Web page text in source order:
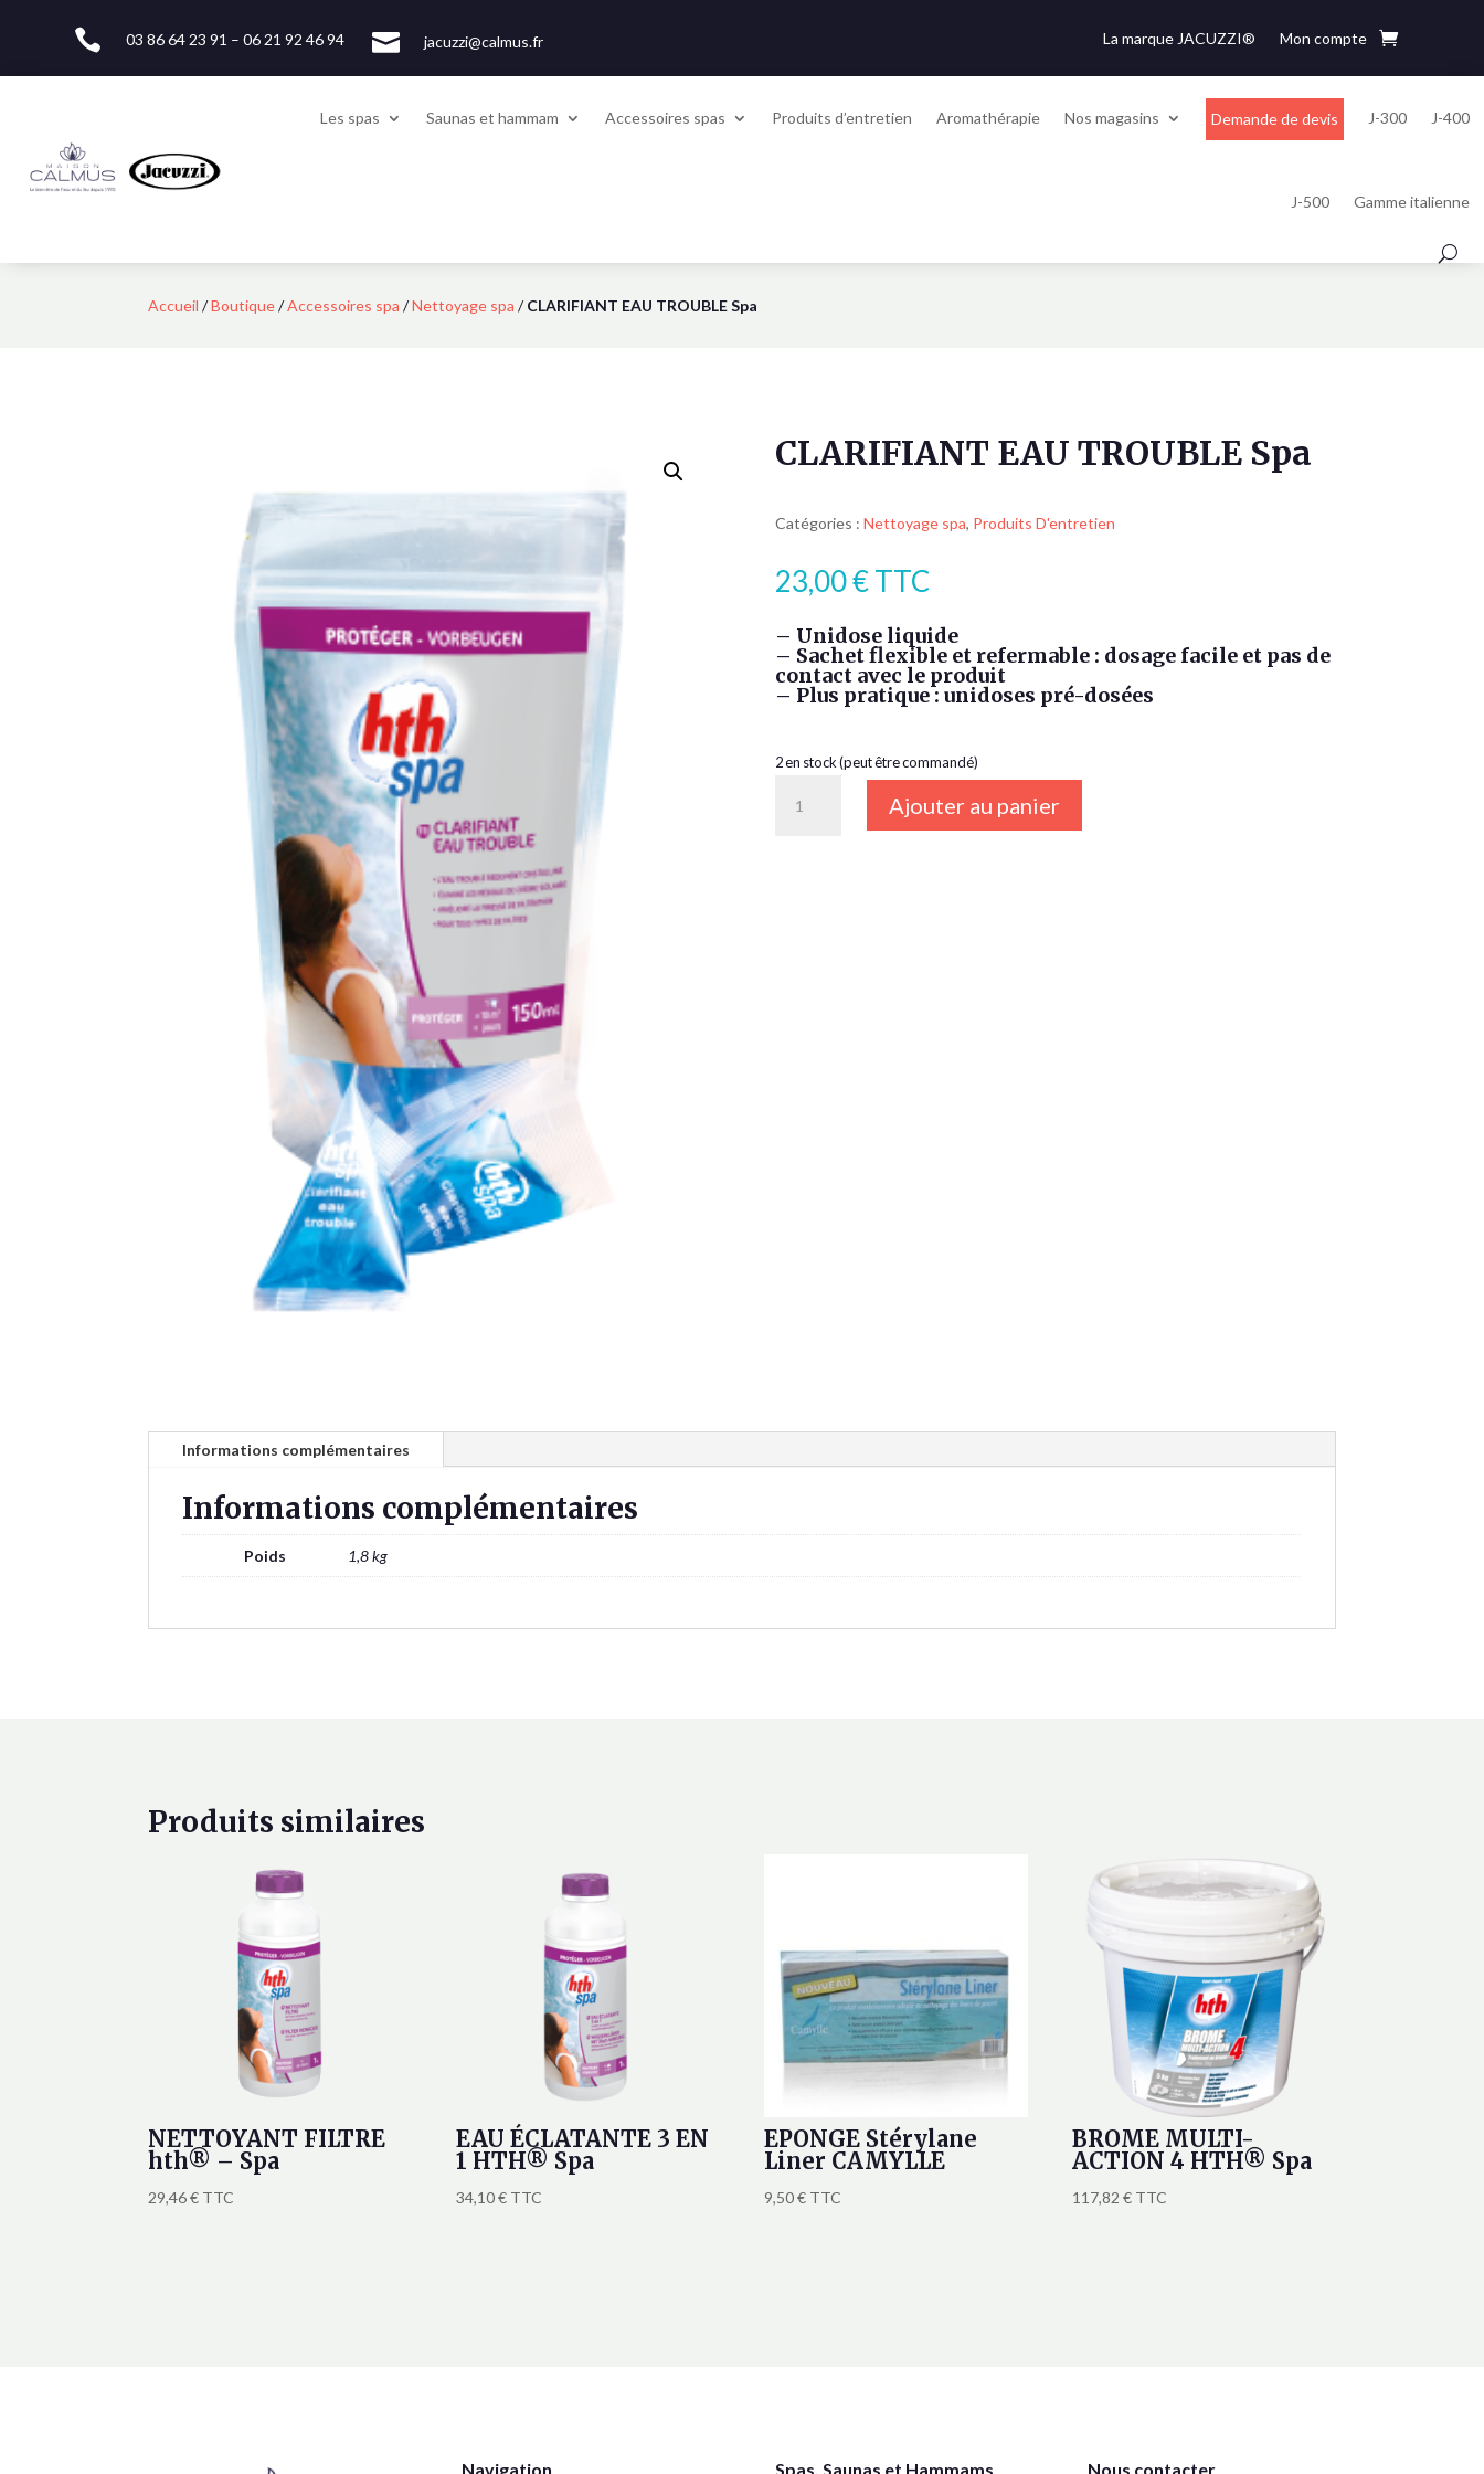
 03 86 64 23 91 – 06 21 92 46 94  jacuzzi@calmus.fr La marque JACUZZI® Mon compte
Les spas Saunas et hammam Accessoires spas Produits d’entretien Aromathérapie Nos magasins Demande de devis J-300 J-400
J-500 Gamme italienne
Accueil /Boutique/Accessoires spa /Nettoyage spa /CLARIFIANT EAU TROUBLE Spa
CLARIFIANT EAU TROUBLE Spa
Catégories : Nettoyage spa, Produits D'entretien
23,00€ TTC
– Unidose liquide
– Sachet flexible et refermable : dosage facile et pas de
contact avec le produit
– Plus pratique : unidoses pré-dosées
2 en stock (peut être commandé)
Ajouter au panier
Informations complémentaires
Informations complémentaires
Poids 1,8 kg
Produits similaires
NETTOYANT FILTRE
hth® – Spa
29,46€ TTC
EAU ÉCLATANTE 3 EN
1 HTH® Spa
34,10€ TTC
EPONGE Stérylane
Liner CAMYLLE
9,50€ TTC
BROME MULTI-
ACTION 4 HTH® Spa
117,82€ TTC
Navigation Spas, Saunas et Hammams Nous contacter